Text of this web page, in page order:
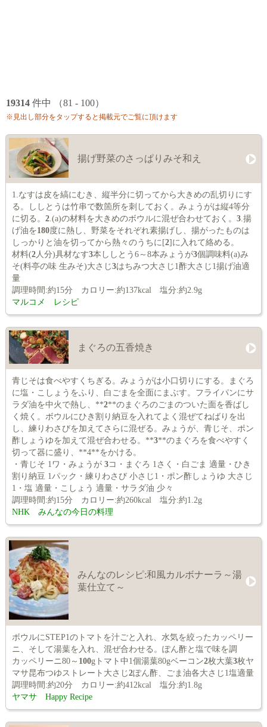
19314 件中 （81 - 100）
※見出し部分をタップすると掲載元でご覧に頂けます
揚げ野菜のさっぱりみそ和え
1.なすは皮を縞にむき、縦半分に切ってから大きめの乱切りにす
る。ししとうは竹串で数箇所を刺しておく。みょうがは縦4等分
に切る。 2.(a)の材料を大きめのボウルに混ぜ合わせておく。 3.揚
げ油を180度に熱し、野菜をそれぞれ素揚げし、揚がったものは
しっかりと油を切ってから熱々のうちに[2]に入れて絡める。
材料(2人分)具材なす3本ししとう6～8本みょうが3個調味料(a)み
そ(料亭の味 生みそ)大さじ3はちみつ大さじ1酢大さじ1揚げ油適
量
調理時間:約15分 カロリー:約137kcal 塩分:約2.9g
マルコメ レシピ
まぐろの五香焼き
青じそは食べやすくちぎる。みょうがは小口切りにする。まぐろ
に塩・こしょうをふり、白ごまを全面にまぶす。フライパンにサ
ラダ油を中火で熱し、**2**のまぐろのごまのついた面を香ばし
く焼く。ボウルにひき割り納豆を入れてよく混ぜてねばりを出
し、練りわさびを加えてさらに混ぜる。みょうが、青じそ、ポン
酢しょうゆを加えて混ぜ合わせる。**3**のまぐろを食べやすく
切って器に盛り、**4**をかける。
・青じそ 1ワ・みょうが 3コ・まぐろ 1さく・白ごま 適量・ひき
割り納豆 1パック・練りわさび 小さじ1・ポン酢しょうゆ 大さじ
1・塩 適量・こしょう 適量・サラダ油 少々
調理時間:約15分 カロリー:約260kcal 塩分:約1.2g
NHK みんなの今日の料理
みんなのレシピ:和風カルボナーラ～湯
葉仕立て～
ボウルにSTEP1のトマトを汁ごと入れ、水気を絞ったカッペリー
ニ、そして湯葉を入れ、混ぜ合わせる。ぽん酢と塩で味を調
カッペリーニ80～ 100gトマト中1個湯葉80gベーコン2枚大葉3枚ヤ
マサ昆布つゆストレート大さじ2ぽん酢、ごま油各大さじ1塩適量
調理時間:約20分 カロリー:約412kcal 塩分:約1.8g
ヤマサ Happy Recipe